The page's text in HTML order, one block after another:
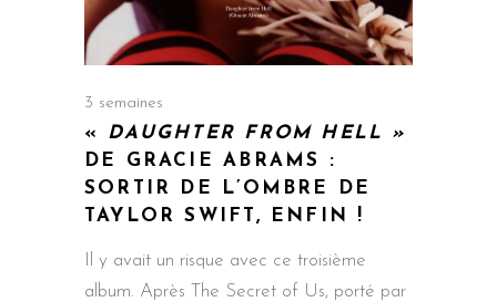
3 semaines
« DAUGHTER FROM HELL »
DE GRACIE ABRAMS :
SORTIR DE L’OMBRE DE
TAYLOR SWIFT, ENFIN !
Il y avait un risque avec ce troisième
album. Après The Secret of Us, porté par